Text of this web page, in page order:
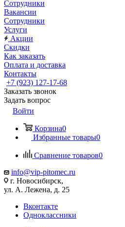
Сотрудники
Вакансии
Сотрудники
Услуги
Акции
Скидки
Как заказать
Оплата и доставка
Контакты
+7 (923) 127-17-68
Заказать звонок
Задать вопрос
Войти
Корзина0
Избранные товары0
Сравнение товаров0
info@vip-pitomec.ru
г. Новосибирск,
ул. А. Лежена, д. 25
Вконтакте
Одноклассники